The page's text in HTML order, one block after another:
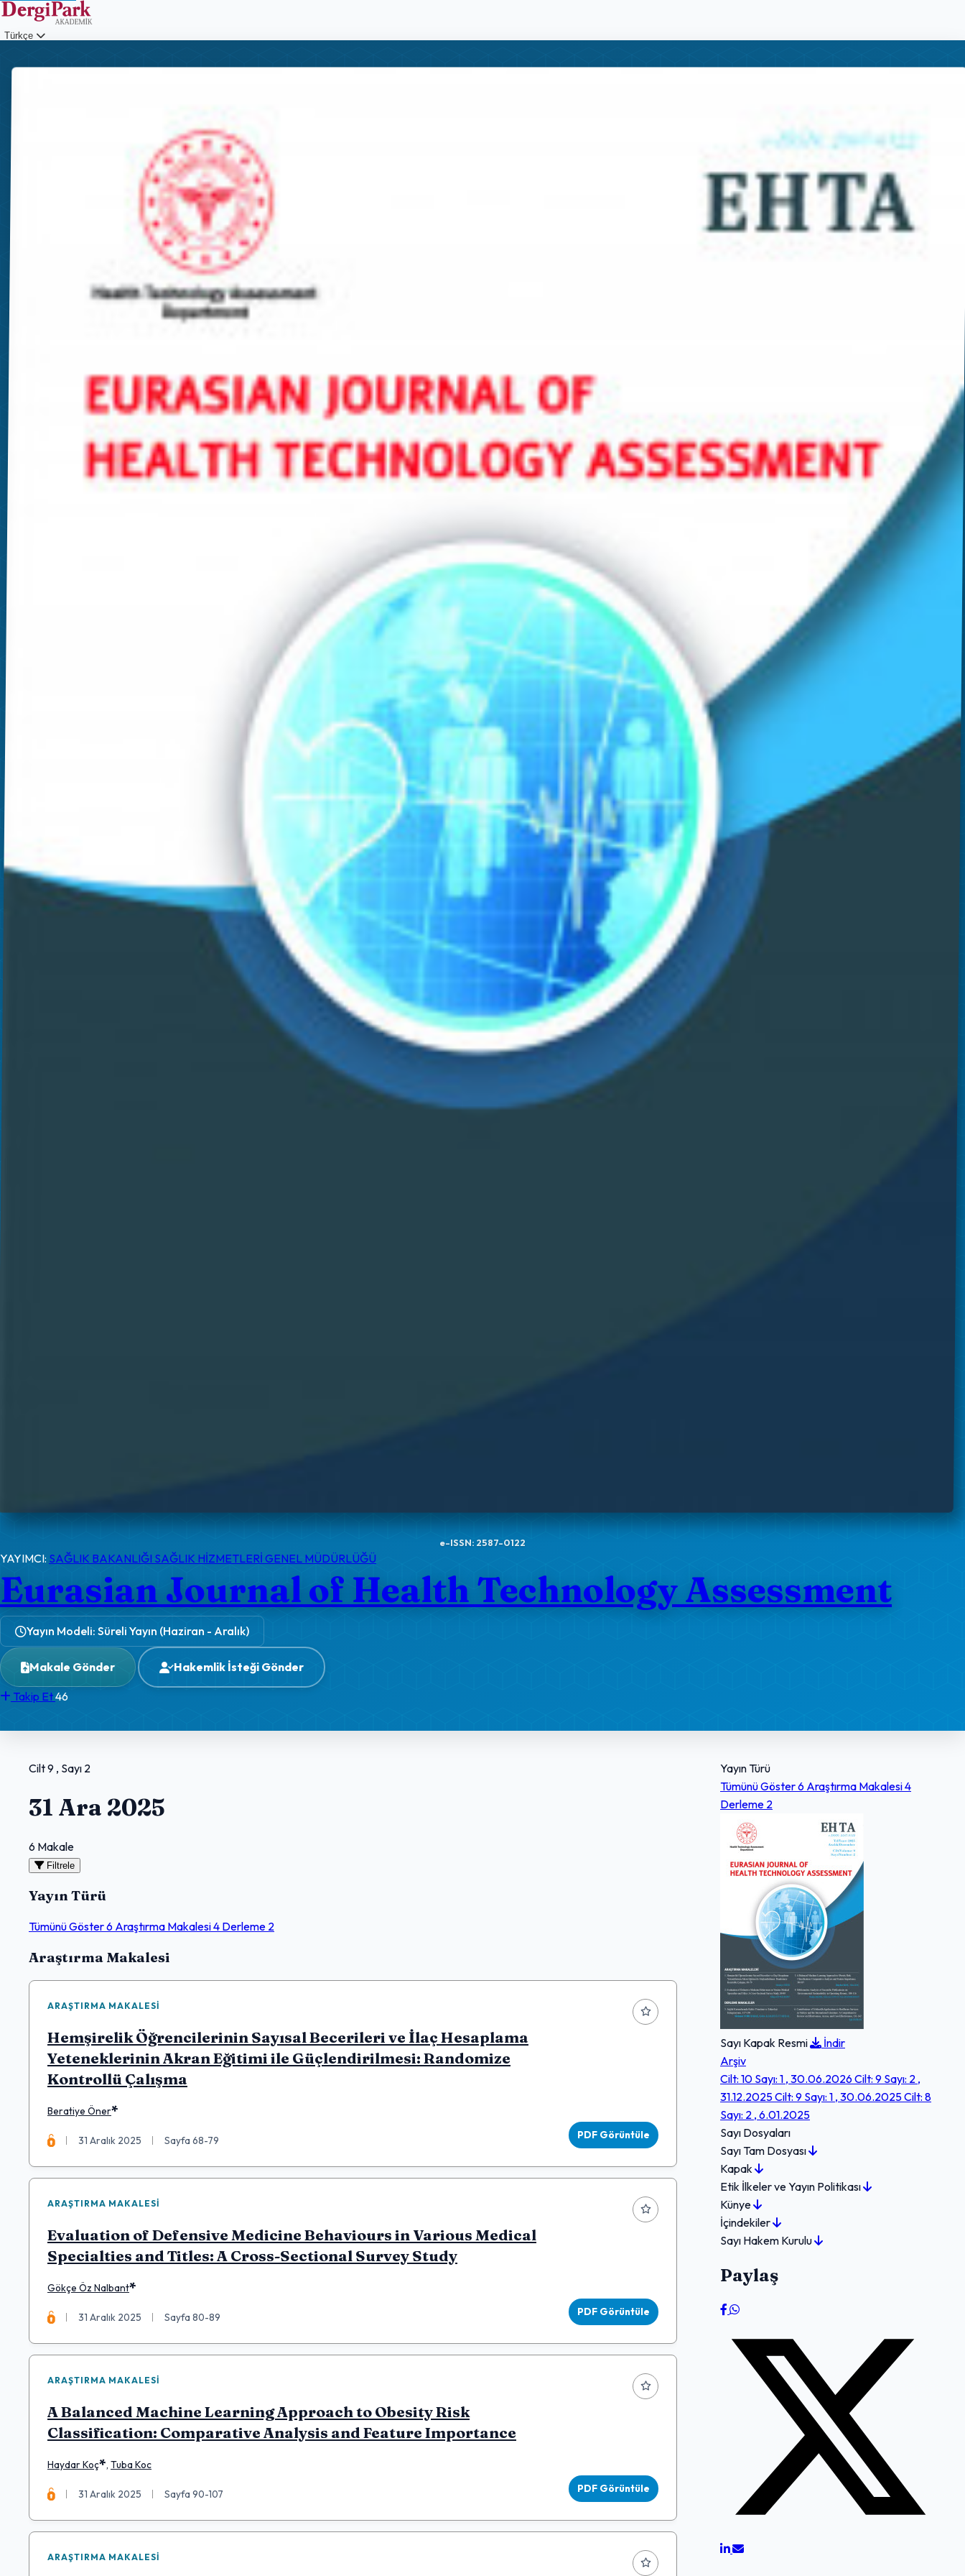
Türkçe
e-ISSN: 2587-0122
YAYIMCI: SAĞLIK BAKANLIĞI SAĞLIK HİZMETLERİ GENEL MÜDÜRLÜĞÜ
Eurasian Journal of Health Technology Assessment
Yayın Modeli: Süreli Yayın (Haziran - Aralık)
Makale Gönder Hakemlik İsteği Gönder
Takip Et46
Cilt 9 , Sayı 2
31 Ara 2025
6 Makale
Filtrele
Yayın Türü
Tümünü Göster6 Araştırma Makalesi4 Derleme 2
Makaleler
Araştırma Makalesi
ARAŞTIRMA MAKALESI
Hemşirelik Öğrencilerinin Sayısal Becerileri ve İlaç Hesaplama
Yeteneklerinin Akran Eğitimi ile Güçlendirilmesi: Randomize
Kontrollü Çalışma
Beratiye Öner*
31 Aralık 2025 Sayfa 68-79 PDF Görüntüle
ARAŞTIRMA MAKALESI
Evaluation of Defensive Medicine Behaviours in Various Medical
Specialties and Titles: A Cross-Sectional Survey Study
Gökçe Öz Nalbant*
31 Aralık 2025 Sayfa 80-89 PDF Görüntüle
ARAŞTIRMA MAKALESI
A Balanced Machine Learning Approach to Obesity Risk
Classification: Comparative Analysis and Feature Importance
Haydar Koç*, Tuba Koc
31 Aralık 2025 Sayfa 90-107 PDF Görüntüle
ARAŞTIRMA MAKALESI
Yayın Türü
Tümünü Göster6 Araştırma Makalesi4
Derleme 2
Sayı Kapak Resmi
İndir
Arşiv
Cilt: 10 Sayı: 1 , 30.06.2026Cilt: 9 Sayı: 2 ,
31.12.2025Cilt: 9 Sayı: 1 , 30.06.2025Cilt: 8
Sayı: 2 , 6.01.2025
Sayı Dosyaları
Sayı Tam Dosyası
Kapak
Etik İlkeler ve Yayın Politikası
Künye
İçindekiler
Sayı Hakem Kurulu
Paylaş